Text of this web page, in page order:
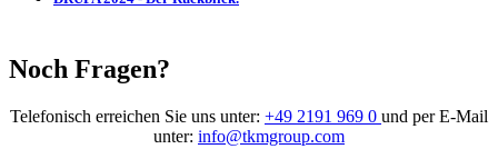
Noch Fragen?
Telefonisch erreichen Sie uns unter: +49 2191 969 0 und per E-Mail
unter: info@tkmgroup.com